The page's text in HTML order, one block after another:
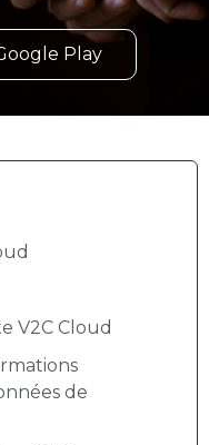
Play
V2C Cloud
de